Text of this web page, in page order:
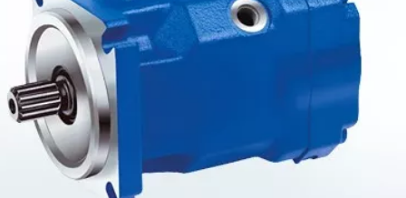
A10VO28DR/DFR/DFR1/PRG/52R系列的中